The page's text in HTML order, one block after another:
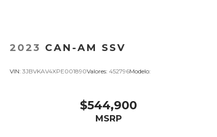
2023 CAN-AM SSV
VIN: 3JBVKAV4XPE001890Valores: 452796Modelo:
$544,900
MSRP